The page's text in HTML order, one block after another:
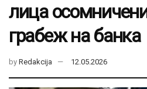
лица
грабеж на банка
by Redakcija 12.05.2026